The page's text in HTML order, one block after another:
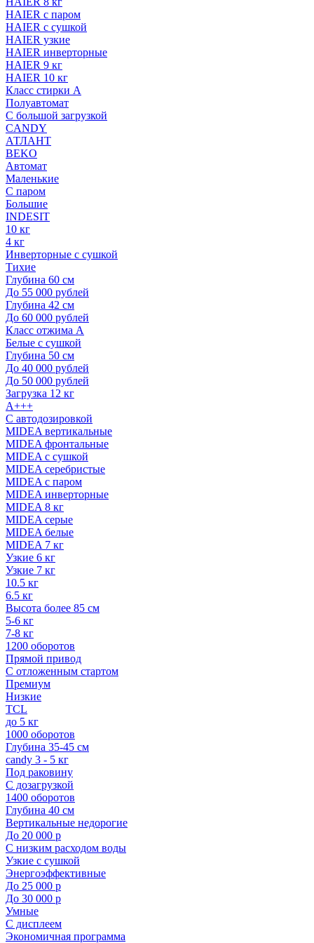
HAIER с паром
HAIER с сушкой
HAIER узкие
HAIER инверторные
HAIER 9 кг
HAIER 10 кг
Класс стирки A
Полуавтомат
С большой загрузкой
CANDY
АТЛАНТ
BEKO
Автомат
Маленькие
С паром
Большие
INDESIT
10 кг
4 кг
Инверторные с сушкой
Тихие
Глубина 60 см
До 55 000 рублей
Глубина 42 см
До 60 000 рублей
Класс отжима A
Белые с сушкой
Глубина 50 см
До 40 000 рублей
До 50 000 рублей
Загрузка 12 кг
A+++
С автодозировкой
MIDEA вертикальные
MIDEA фронтальные
MIDEA с сушкой
MIDEA серебристые
MIDEA с паром
MIDEA инверторные
MIDEA 8 кг
MIDEA серые
MIDEA белые
MIDEA 7 кг
Узкие 6 кг
Узкие 7 кг
10.5 кг
6.5 кг
Высота более 85 см
5-6 кг
7-8 кг
1200 оборотов
Прямой привод
С отложенным стартом
Премиум
Низкие
TCL
до 5 кг
1000 оборотов
Глубина 35-45 см
candy 3 - 5 кг
Под раковину
С дозагрузкой
1400 оборотов
Глубина 40 см
Вертикальные недорогие
До 20 000 р
С низким расходом воды
Узкие с сушкой
Энергоэффективные
До 25 000 р
До 30 000 р
Умные
С дисплеем
Экономичная программа